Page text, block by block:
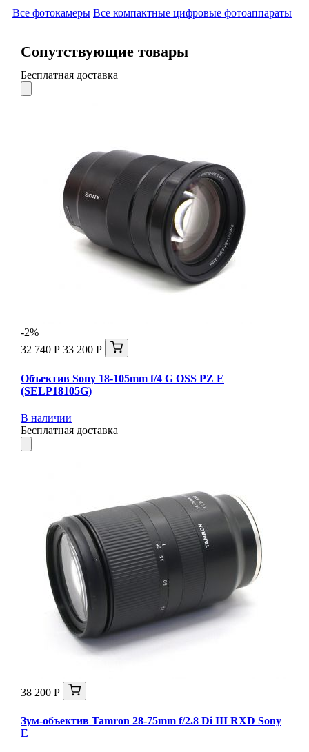
Все фотокамеры Все компактные цифровые фотоаппараты
Сопутствующие товары
Бесплатная доставка
-2%
32 740 Р 33 200 Р
Объектив Sony 18-105mm f/4 G OSS PZ E
(SELP18105G)
В наличии
Бесплатная доставка
38 200 Р
Зум-объектив Tamron 28-75mm f/2.8 Di III RXD Sony
E